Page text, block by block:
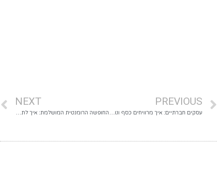
PREVIOUS
עסקים חברתיים: איך מרוויחים כסף ונותנים חזרה בלי לוותר על אף אחד מהשניים?
NEXT
החופשה הרומנטית המושלמת: איך לתכנן טיול זוגי מפנק ומותאם אישית בקפריסין?